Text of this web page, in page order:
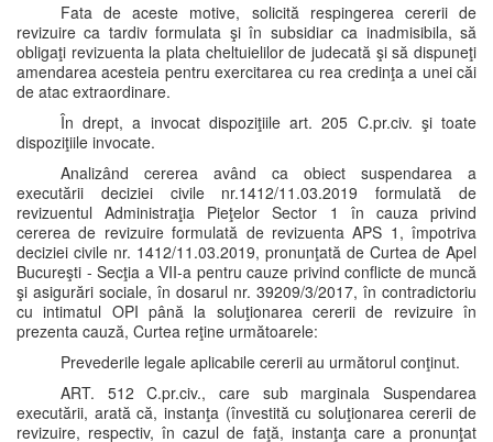
Fata de aceste motive, solicită respingerea cererii de
revizuire ca tardiv formulata şi în subsidiar ca inadmisibila, să
obligaţi revizuenta la plata cheltuielilor de judecată şi să dispuneţi
amendarea acesteia pentru exercitarea cu rea credinţa a unei căi
de atac extraordinare.
În drept, a invocat dispoziţiile art. 205 C.pr.civ. şi toate
dispoziţiile invocate.
Analizând cererea având ca obiect suspendarea a
executării deciziei civile nr.1412/11.03.2019 formulată de
revizuentul Administraţia Pieţelor Sector 1 în cauza privind
cererea de revizuire formulată de revizuenta APS 1, împotriva
deciziei civile nr. 1412/11.03.2019, pronunţată de Curtea de Apel
Bucureşti - Secţia a VII-a pentru cauze privind conflicte de muncă
şi asigurări sociale, în dosarul nr. 39209/3/2017, în contradictoriu
cu intimatul OPI până la soluţionarea cererii de revizuire în
prezenta cauză, Curtea reţine următoarele:
Prevederile legale aplicabile cererii au următorul conţinut.
ART. 512 C.pr.civ., care sub marginala Suspendarea
executării, arată că, instanţa (învestită cu soluţionarea cererii de
revizuire, respectiv, în cazul de faţă, instanţa care a pronunţat